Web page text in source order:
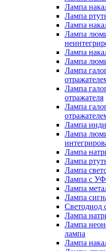
Лампа
Лампа
Лампа
Лампа
Лампа
Лампа
Лампа
Лампа
отражателя
Лампа
Лампа
Лампа
Лампа
Лампа
Лампа
Лампа с
Лампа
Лампа
Светодиод
Лампа
Лампа
лампа
Лампа